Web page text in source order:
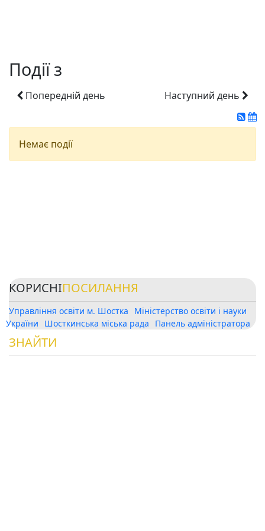
Події з
Попередній день Наступний день
Немає події
КОРИСНІПОСИЛАННЯ
Управління освіти м. Шостка
Міністерство освіти і науки
України
Шосткинська міська рада Панель адміністратора
ЗНАЙТИ